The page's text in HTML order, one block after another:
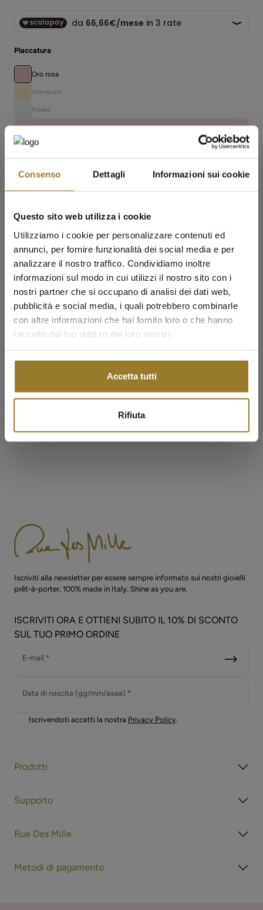
Consenso Dettagli Informazioni sui cookie
Questo sito web utilizza i cookie
Utilizziamo i cookie per personalizzare contenuti ed
annunci, per fornire funzionalità dei social media e per
analizzare il nostro traffico. Condividiamo inoltre
informazioni sul modo in cui utilizzi il nostro sito con i
nostri partner che si occupano di analisi dei dati web,
pubblicità e social media, i quali potrebbero combinarle
con altre informazioni che hai fornito loro o che hanno
raccolto dal tuo utilizzo dei loro servizi.
Accetta tutti
Rifiuta
Placcatura
Oro rosa
Oro giallo
Rodio
ORZ-5 STE
Guida alle taglie
2 anni di garanzia
Spedizione gratuita sopra i 60 €
Sostituzioni e Resi fino a 14 giorni
Acquista e ritira in negozio
100% Made In Italy
Domande Frequenti
Il mio prodotto è coperto da garanzia?
Iscriviti alla newsletter per essere sempre informato sui nostri gioielli
prêt-à-porter, 100% made in Italy. Shine as you are.
ISCRIVITI ORA E OTTIENI SUBITO IL 10% DI SCONTO
SUL TUO PRIMO ORDINE
E-mail *
Data di nascita (gg/mm/aaaa) *
Iscrivendoti accetti la nostra Privacy Policy.
Prodotti
Supporto
Rue Des Mille
Metodi di pagamento
✨ SALDI ESTIVI ✨
Scopri una selezione di gioielli in offerta disponibili per un periodo
diventano protagonisti di questi saldi.
SCOPRI I SALDI